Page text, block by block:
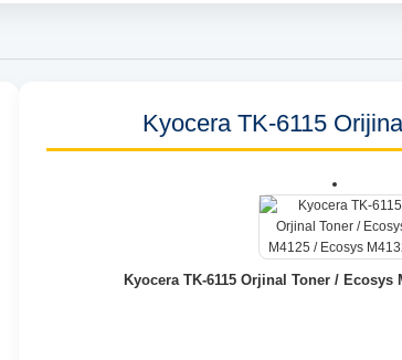
Kyocera TK-6115
Kyocera TK-6115 Orjinal Toner / Ecosys